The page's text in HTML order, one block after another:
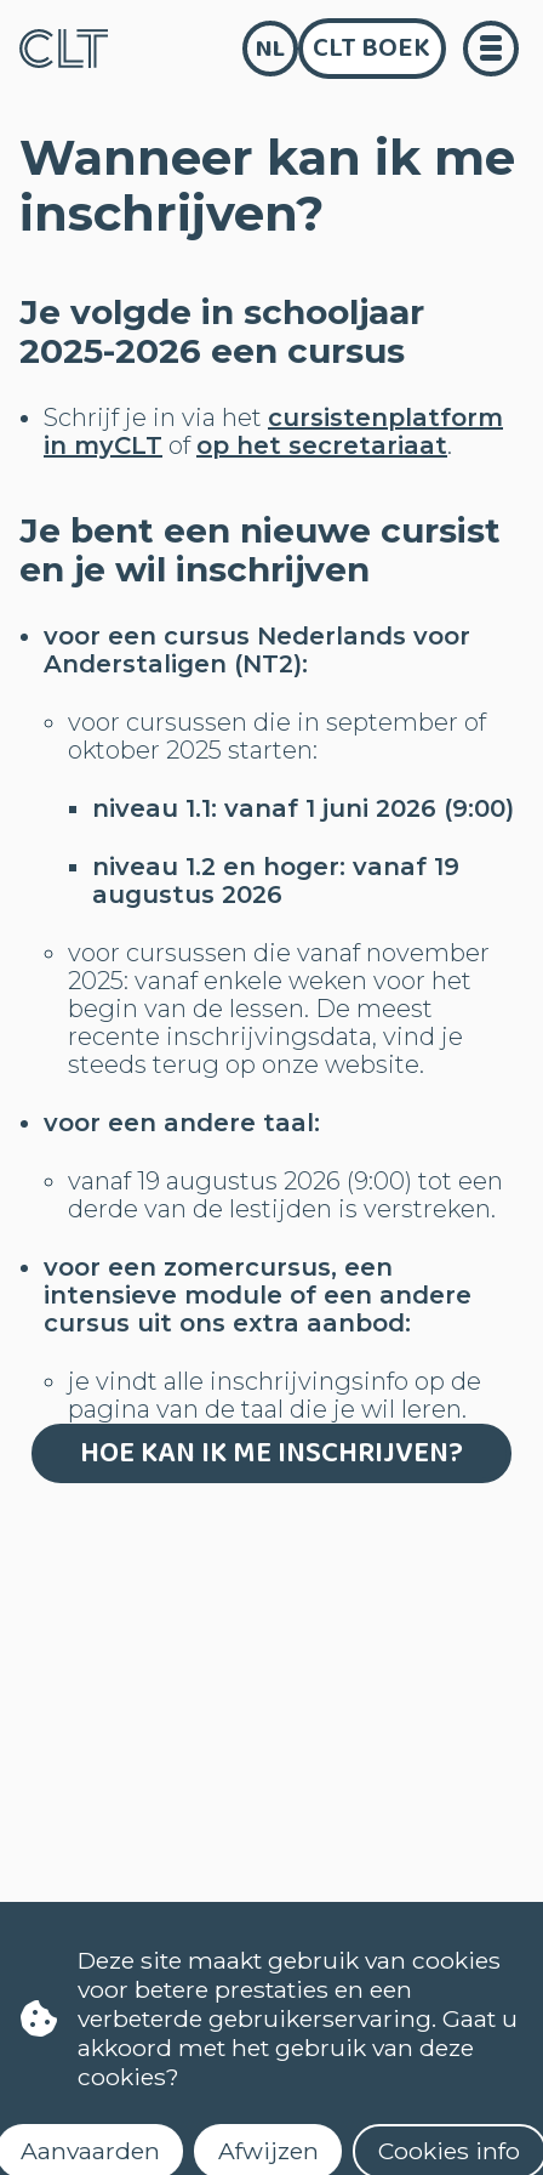
NL CLT BOEK
Wanneer kan ik me
inschrijven?
Je volgde in schooljaar
2025-2026 een cursus
Schrijf je in via het cursistenplatform
in myCLT of op het secretariaat.
Je bent een nieuwe cursist
en je wil inschrijven
voor een cursus Nederlands voor
Anderstaligen (NT2):
voor cursussen die in september of
oktober 2025 starten:
niveau 1.1: vanaf 1 juni 2026 (9:00)
niveau 1.2 en hoger: vanaf 19
augustus 2026
voor cursussen die vanaf november
2025: vanaf enkele weken voor het
begin van de lessen. De meest
recente inschrijvingsdata, vind je
steeds terug op onze website.
voor een andere taal:
vanaf 19 augustus 2026 (9:00) tot een
derde van de lestijden is verstreken.
voor een zomercursus, een
intensieve module of een andere
cursus uit ons extra aanbod:
je vindt alle inschrijvingsinfo op de
pagina van de taal die je wil leren.
HOE KAN IK ME INSCHRIJVEN?
TALEN
NEDERLANDS (NT2)
Deze site maakt gebruik van cookies
voor betere prestaties en een
verbeterde gebruikerservaring. Gaat u
akkoord met het gebruik van deze
cookies?
Aanvaarden Afwijzen Cookies info